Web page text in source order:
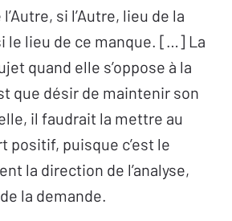
si l’Autre, lieu de la
le lieu de ce manque. […] La
quand elle s’oppose à la
que désir de maintenir son
il faudrait la mettre au
positif, puisque c’est le
la direction de l’analyse,
la demande.